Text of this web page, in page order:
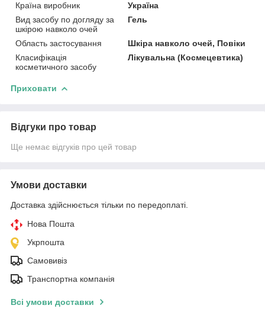
Країна виробник
Україна
Вид засобу по догляду за
шкірою навколо очей
Гель
Область застосування
Шкіра навколо очей, Повіки
Класифікація
косметичного засобу
Лікувальна (Космецевтика)
Приховати
Відгуки про товар
Ще немає відгуків про цей товар
Умови доставки
Доставка здійснюється тільки по передоплаті.
Нова Пошта
Укрпошта
Самовивіз
Транспортна компанія
Всі умови доставки